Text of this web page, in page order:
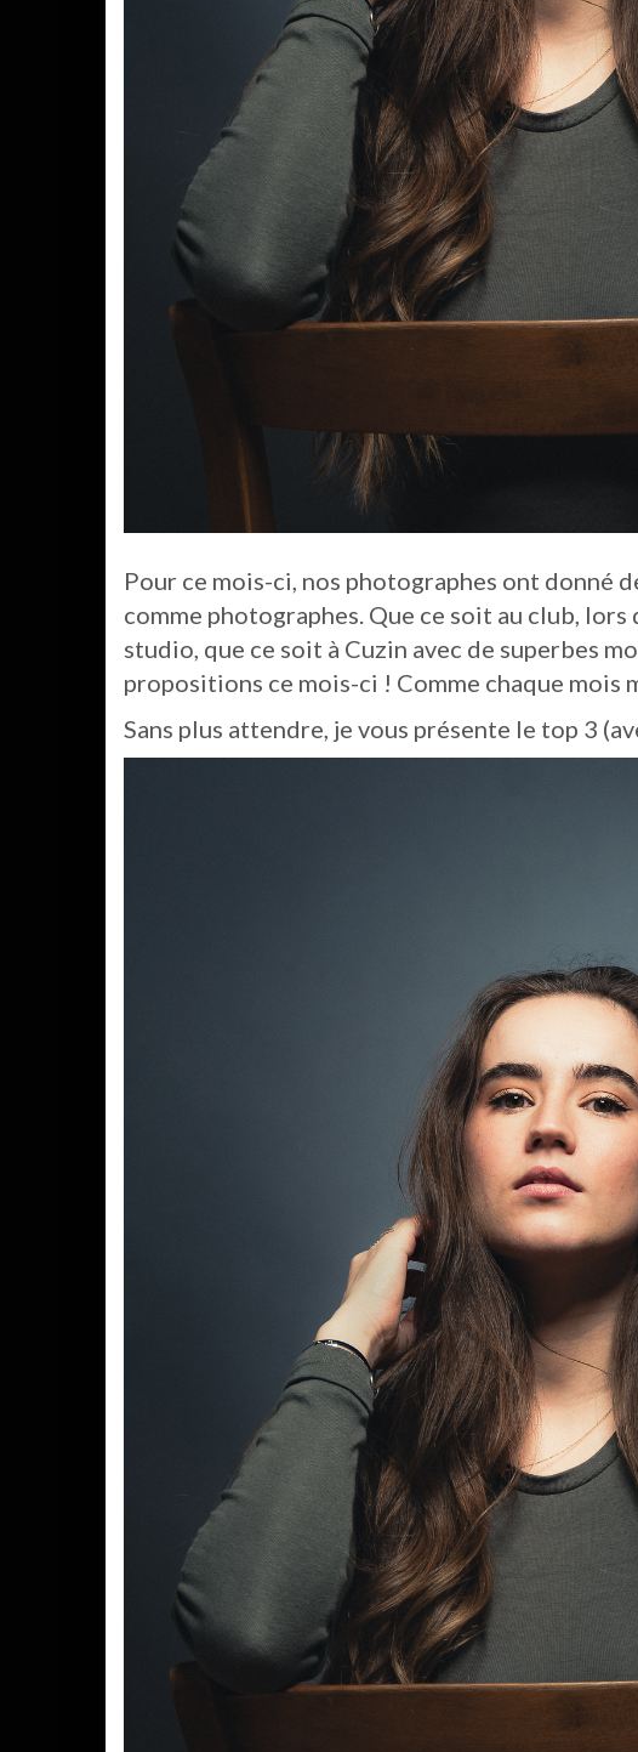
Pour ce mois-ci, nos photographes ont donné
comme photographes. Que ce soit au club,
studio, que ce soit à Cuzin avec de superbes
propositions ce mois-ci ! Comme chaque mois
Sans plus attendre, je vous présente le top 3